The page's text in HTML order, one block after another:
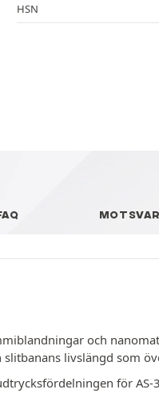
HSN
och
livslängd som
för